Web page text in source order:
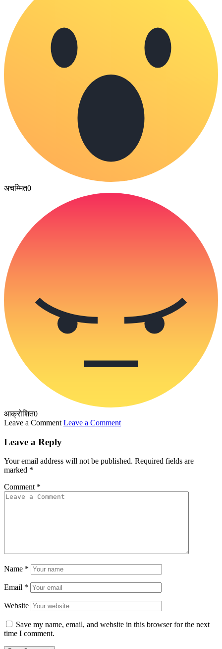
अचम्मित0
आक्रोशित0
Leave a Comment Leave a Comment
Leave a Reply
Your email address will not be published. Required fields are
marked *
Comment *
Name *
Email *
Website
Save my name, email, and website in this browser for the next
time I comment.